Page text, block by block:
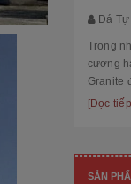
Đá Tự
Trong
cương
Granite
đạo
[Đọc
SẢN